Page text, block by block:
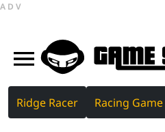
ADV
Ridge Racer Racing Game